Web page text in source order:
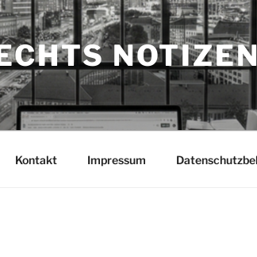
NOTIZEN
Kontakt Impressum